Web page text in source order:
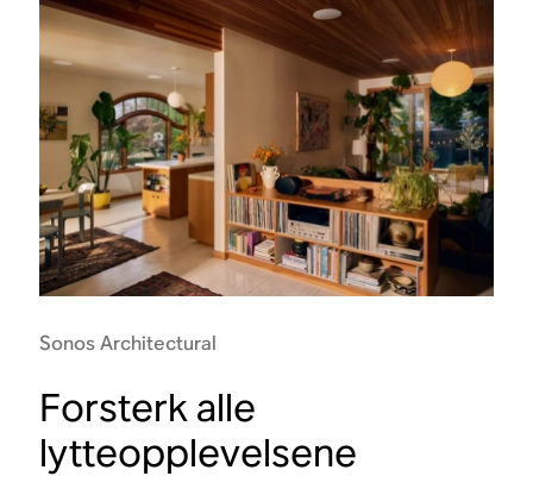
Sonos Architectural
Forsterk alle
lytteopplevelsene